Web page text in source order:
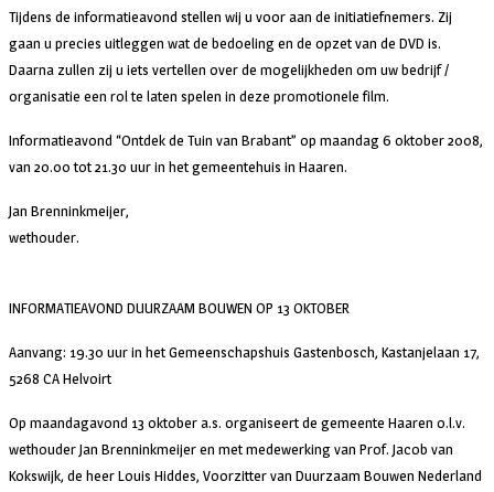
Tijdens de informatieavond stellen wij u voor aan de initiatiefnemers. Zij
gaan u precies uitleggen wat de bedoeling en de opzet van de DVD is.
Daarna zullen zij u iets vertellen over de mogelijkheden om uw bedrijf /
organisatie een rol te laten spelen in deze promotionele film.
Informatieavond “Ontdek de Tuin van Brabant” op maandag 6 oktober 2008,
van 20.00 tot 21.30 uur in het gemeentehuis in Haaren.
Jan Brenninkmeijer,
wethouder.
INFORMATIEAVOND DUURZAAM BOUWEN OP 13 OKTOBER
Aanvang: 19.30 uur in het Gemeenschapshuis Gastenbosch, Kastanjelaan 17,
5268 CA Helvoirt
Op maandagavond 13 oktober a.s. organiseert de gemeente Haaren o.l.v.
wethouder Jan Brenninkmeijer en met medewerking van Prof. Jacob van
Kokswijk, de heer Louis Hiddes, Voorzitter van Duurzaam Bouwen Nederland